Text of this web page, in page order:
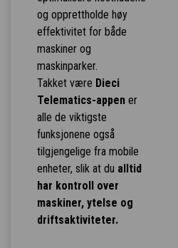
og opprettholde høy
effektivitet for både
maskiner og
maskinparker.
Takket være Dieci
Telematics-appener
alle de viktigste
funksjonene også
tilgjengelige fra mobile
enheter, slik at du alltid
har kontroll over
maskiner, ytelse og
driftsaktiviteter.